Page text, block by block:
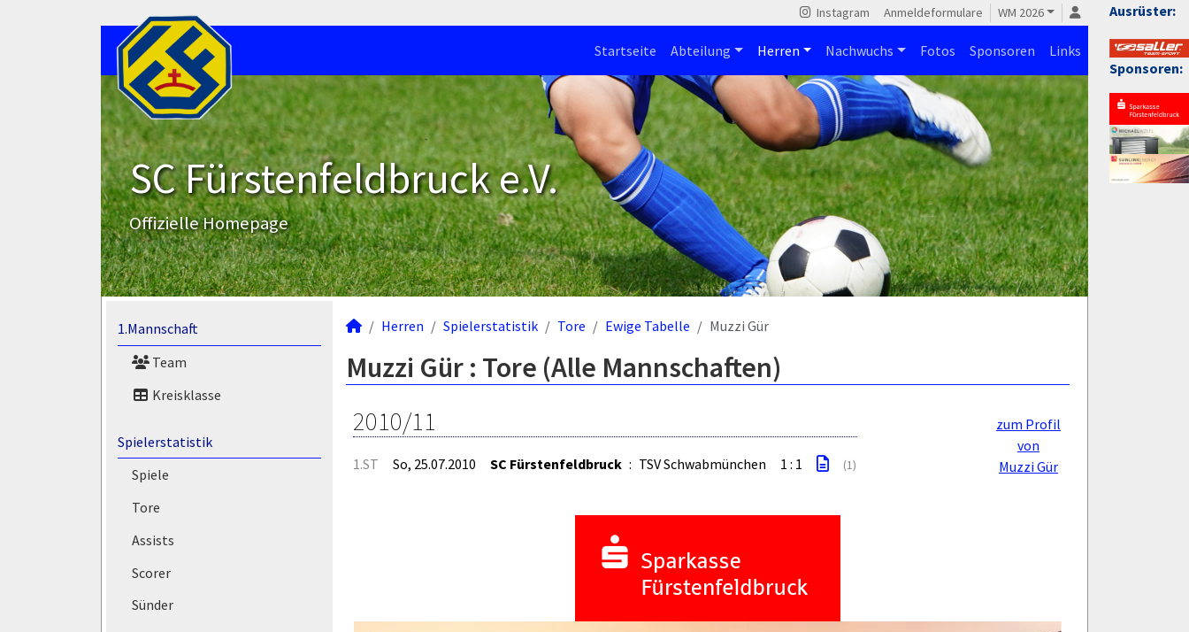
Ausrüster:
Sponsoren:
Instagram Anmeldeformulare WM 2026
Startseite Abteilung Herren Nachwuchs Fotos Sponsoren Links
SC Fürstenfeldbruck e.V.
Offizielle Homepage
1.Mannschaft
Team
Kreisklasse
Spielerstatistik
Spiele
Tore
Assists
Scorer
Sünder
Herren Spielerstatistik Tore Ewige Tabelle Muzzi Gür
Muzzi Gür : Tore (Alle Mannschaften)
zum Profil
von
Muzzi Gür
2010/11
1.ST So, 25.07.2010 SC Fürstenfeldbruck : TSV Schwabmünchen 1 : 1 (1)